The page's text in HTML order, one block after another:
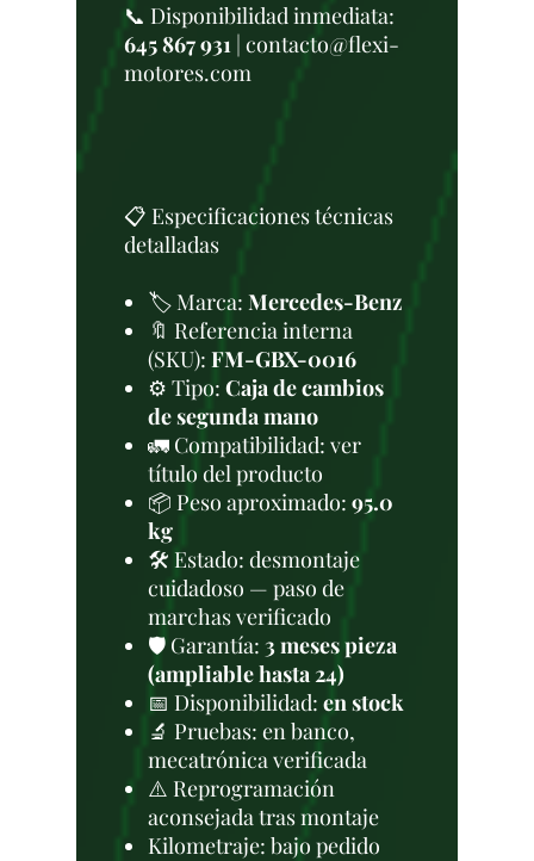
📞 Disponibilidad inmediata:
645 867 931 | contacto@flexi-
motores.com
📋 Especificaciones técnicas
detalladas
🏷️ Marca: Mercedes-Benz
🔖 Referencia interna
(SKU): FM-GBX-0016
⚙️ Tipo: Caja de cambios
de segunda mano
🚛 Compatibilidad: ver
título del producto
📦 Peso aproximado: 95.0
kg
🛠 Estado: desmontaje
cuidadoso — paso de
marchas verificado
🛡️ Garantía: 3 meses pieza
(ampliable hasta 24)
📅 Disponibilidad: en stock
🔬 Pruebas: en banco,
mecatrónica verificada
⚠️ Reprogramación
aconsejada tras montaje
Kilometraje: bajo pedido